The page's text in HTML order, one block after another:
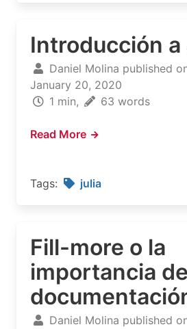
Introducción a
Daniel Molina published
January 20, 2020
1 min,
63 words
Read More
Tags: julia
Fill-more o la
importancia
Daniel Molina published